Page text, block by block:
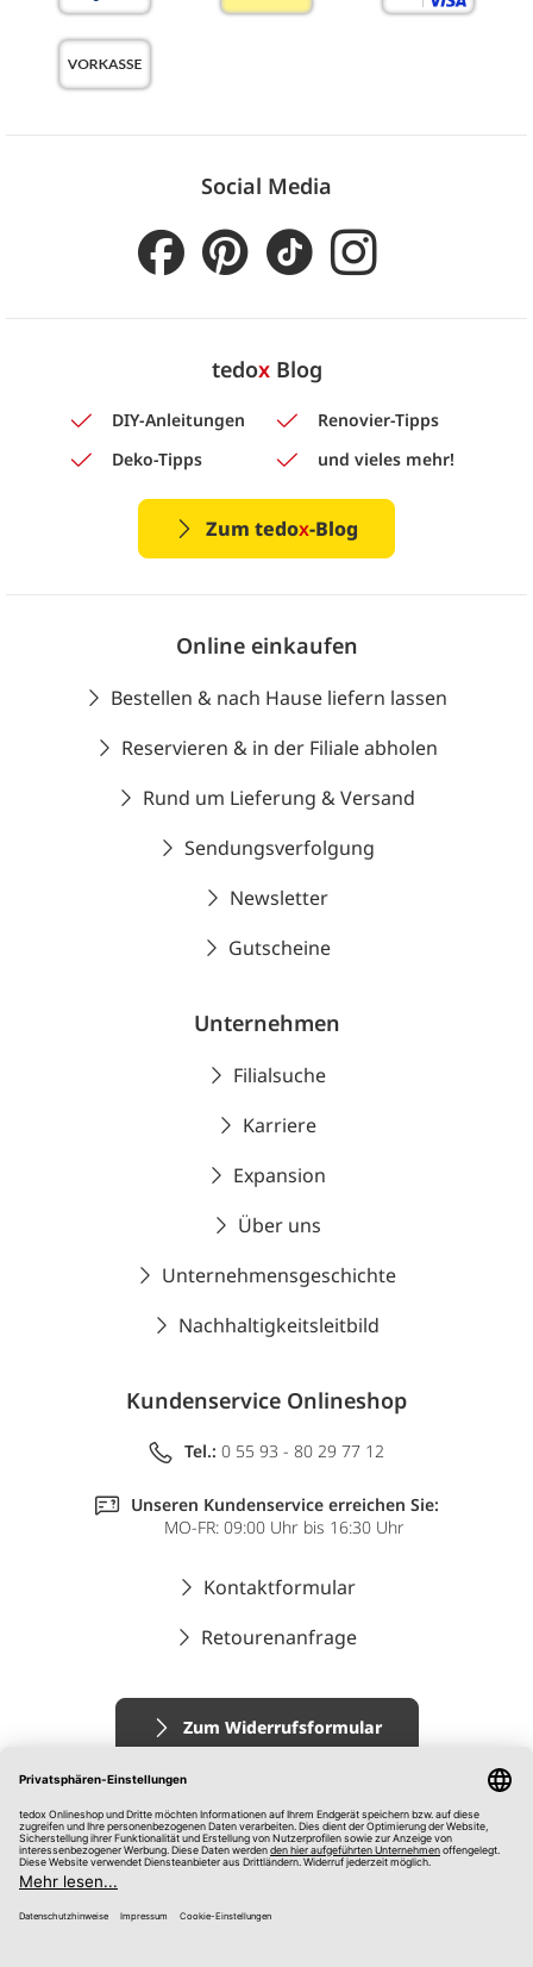
Social Media
tedoxBlog
DIY-Anleitungen
Renovier-Tipps
Deko-Tipps
und vieles mehr!
Zum tedox-Blog
Online einkaufen
Bestellen & nach Hause liefern lassen
Reservieren & in der Filiale abholen
Rund um Lieferung & Versand
Sendungsverfolgung
Newsletter
Gutscheine
Unternehmen
Filialsuche
Karriere
Expansion
Über uns
Unternehmensgeschichte
Nachhaltigkeitsleitbild
Kundenservice Onlineshop
Tel.: 0 55 93 - 80 29 77 12
Unseren Kundenservice erreichen Sie:
MO-FR: 09:00 Uhr bis 16:30 Uhr
Kontaktformular
Retourenanfrage
Zum Widerrufsformular
Impressum
AGB
Datenschutz